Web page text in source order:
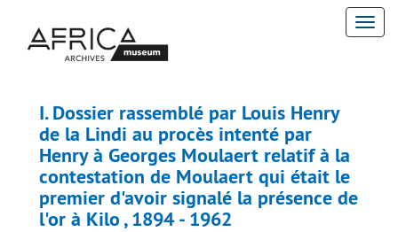
contenu
I. Dossier rassemblé par Louis Henry
de la Lindi au procès intenté par
Henry à Georges Moulaert relatif à la
contestation de Moulaert qui était le
premier d'avoir signalé la présence de
l'or à Kilo , 1894 - 1962